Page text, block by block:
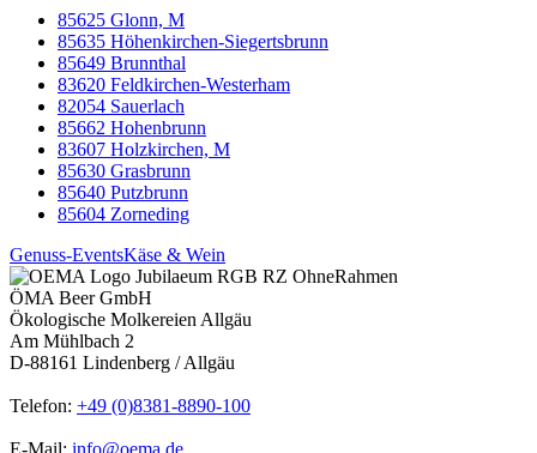
85625 Glonn, M
85635 Höhenkirchen-Siegertsbrunn
85649 Brunnthal
83620 Feldkirchen-Westerham
82054 Sauerlach
85662 Hohenbrunn
83607 Holzkirchen, M
85630 Grasbrunn
85640 Putzbrunn
85604 Zorneding
Genuss-EventsKäse & Wein
ÖMA Beer GmbH
Ökologische Molkereien Allgäu
Am Mühlbach 2
D-88161 Lindenberg / Allgäu
Telefon: +49 (0)8381-8890-100